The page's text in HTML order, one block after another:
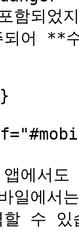
함되었
되어 **
에서
일에서
할 수 있